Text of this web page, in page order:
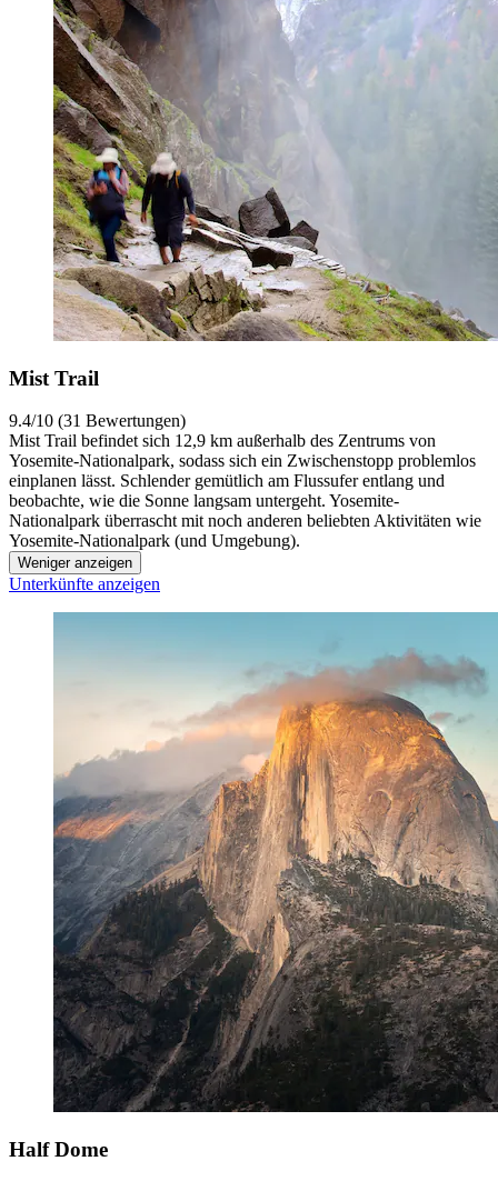
Mist Trail
9.4/10 (31 Bewertungen)
Mist Trail befindet sich 12,9 km außerhalb des Zentrums von
Yosemite-Nationalpark, sodass sich ein Zwischenstopp problemlos
einplanen lässt. Schlender gemütlich am Flussufer entlang und
beobachte, wie die Sonne langsam untergeht. Yosemite-
Nationalpark überrascht mit noch anderen beliebten Aktivitäten wie
Yosemite-Nationalpark (und Umgebung).
Weniger anzeigen
Unterkünfte anzeigen
Half Dome